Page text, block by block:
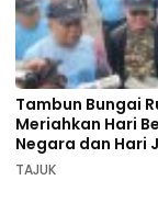
Tambun Bungai
Meriahkan Hari
Negara dan Hari
AD di Palangka
TAJUK